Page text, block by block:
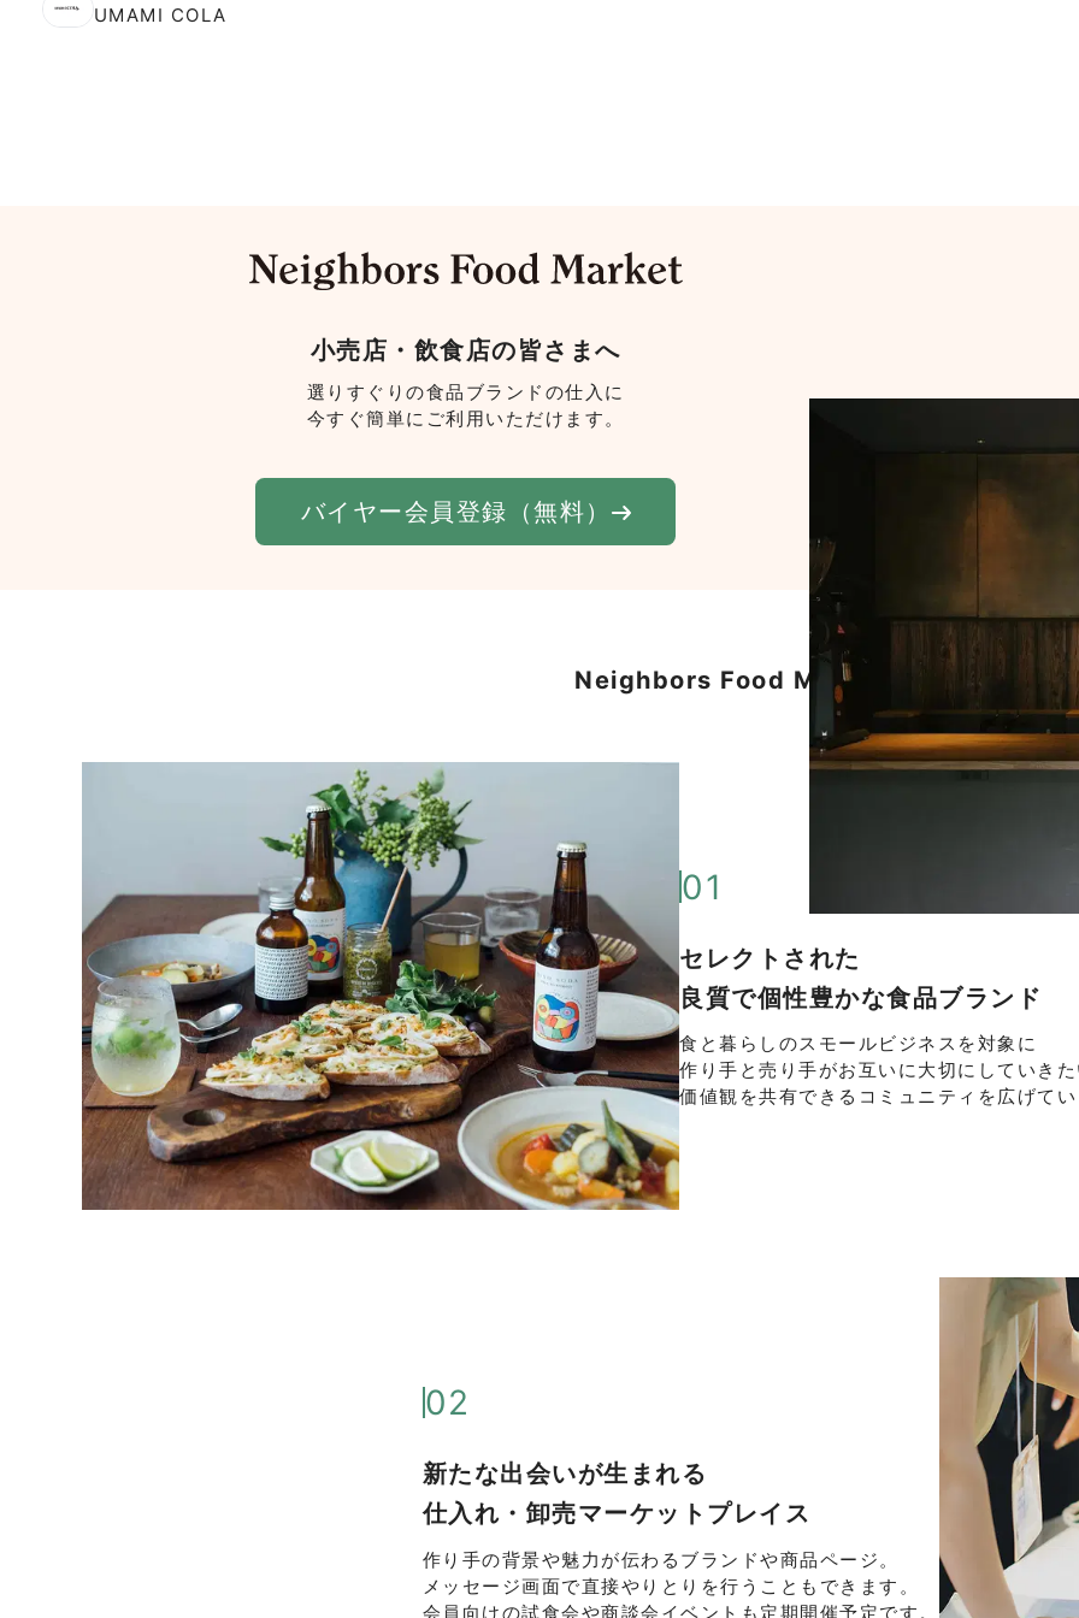
UMAMI COLA
小売店・飲食店の皆さまへ
選りすぐりの食品ブランドの仕入に
今すぐ簡単にご利用いただけます。
バイヤー会員登録（無料）
Neighbors Food Marketの３つの特徴
01
セレクトされた
良質で個性豊かな食品ブランド
食と暮らしのスモールビジネスを対象に
作り手と売り手がお互いに大切にしていき
価値観を共有できるコミュニティを広げて
02
新たな出会いが生まれる
仕入れ・卸売マーケットプレイス
作り手の背景や魅力が伝わるブランドや商品ページ。
メッセージ画面で直接やりとりを行うこともできます。
会員向けの試食会や商談会イベントも定期開催予定です。